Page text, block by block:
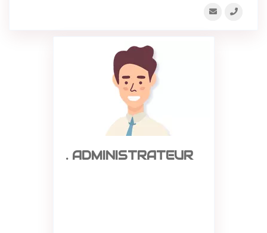
. ADMINISTRATEUR